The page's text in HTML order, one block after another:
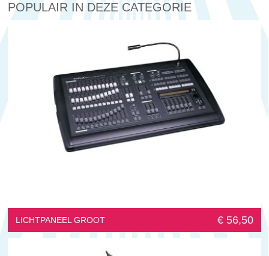
POPULAIR IN DEZE CATEGORIE
LICHTPANEEL GROOT € 56,50